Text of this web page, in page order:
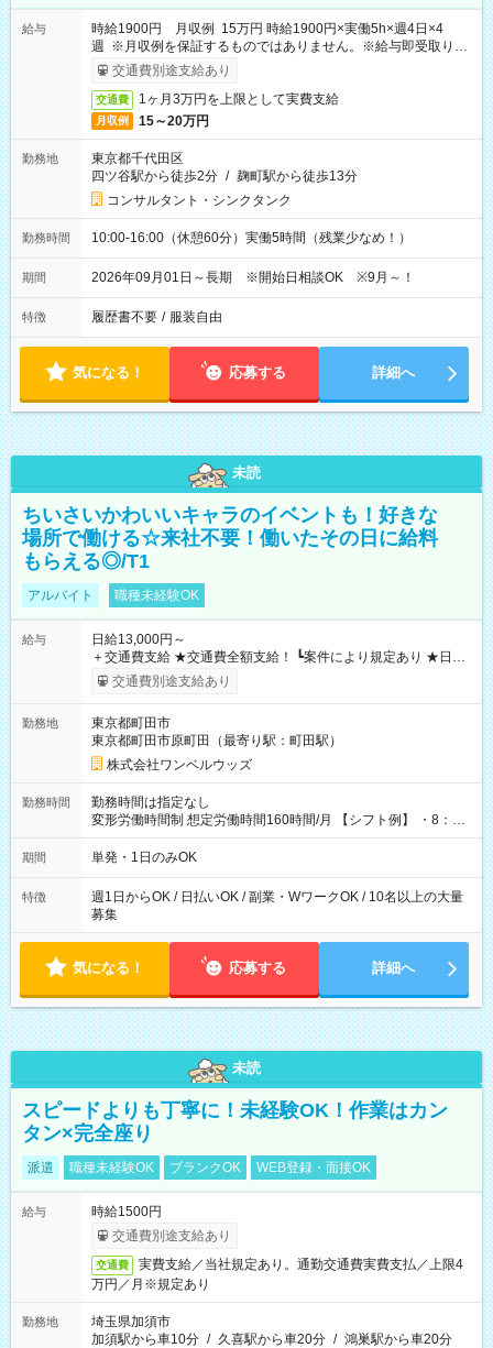
給与
時給1900円 月収例 15万円 時給1900円×実働5h×週4日×4
週 ※月収例を保証するものではありません。※給与即受取りサ
ービス利用可（利用条件有）
交通費別途支給あり
交通費 1ヶ月3万円を上限として実費支給
月収例 15～20万円
勤務地
東京都千代田区
四ツ谷駅から徒歩2分 / 麹町駅から徒歩13分
コンサルタント・シンクタンク
勤務時間 10:00-16:00（休憩60分）実働5時間（残業少なめ！）
期間 2026年09月01日～長期 ※開始日相談OK ※9月～！
特徴 履歴書不要 / 服装自由
気になる！ 応募する 詳細へ
未読
ちいさいかわいいキャラのイベントも！好きな
場所で働ける☆来社不要！働いたその日に給料
もらえる◎/T1
アルバイト 職種未経験OK
給与
日給13,000円～
＋交通費支給 ★交通費全額支給！ ┗案件により規定あり ★日払
いOK！（規定あり） ┗働いたその日に現金GET♪ お仕事後はコ
ンビニATMから 日払い分を引き落とせます！ 【試用期間】試
交通費別途支給あり
勤務地
東京都町田市
東京都町田市原町田（最寄り駅：町田駅）
株式会社ワンベルウッズ
勤務時間
勤務時間は指定なし
変形労働時間制 想定労働時間160時間/月 【シフト例】 ・8：00
～21：00
期間 単発・1日のみOK
特徴
週1日からOK / 日払いOK / 副業・WワークOK / 10名以上の大量
募集
気になる！ 応募する 詳細へ
未読
スピードよりも丁寧に！未経験OK！作業はカン
タン×完全座り
派遣 職種未経験OK ブランクOK WEB登録・面接OK
給与
時給1500円
交通費別途支給あり
交通費
実費支給／当社規定あり。通勤交通費実費支払／上限4
万円／月※規定あり
勤務地
埼玉県加須市
加須駅から車10分 / 久喜駅から車20分 / 鴻巣駅から車20分